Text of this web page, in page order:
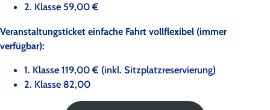
2. Klasse 59,00 €
Veranstaltungsticket einfache Fahrt vollflexibel (immer
verfügbar):
1. Klasse 119,00 € (inkl. Sitzplatzreservierung)
2. Klasse 82,00